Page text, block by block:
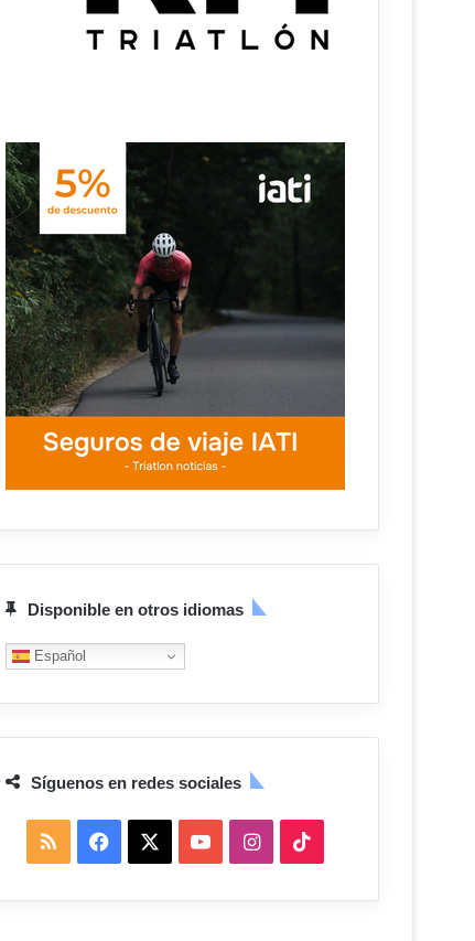
Disponible en otros idiomas
Español
Síguenos en redes sociales
I